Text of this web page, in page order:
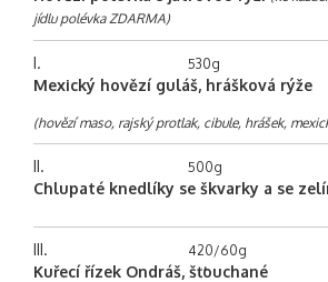
jídlu polévka ZDARMA)
I. 530g
Mexický hovězí guláš, hrášková rýže
(hovězí maso, rajský protlak, cibule, hrášek,
II. 500g
Chlupaté knedlíky se škvarky a se
III. 420/60g
Kuřecí řízek Ondráš, šťouchané